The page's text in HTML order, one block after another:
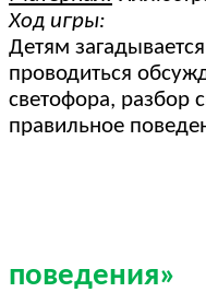
Ход игры:
Детям
проводиться
светофора, разбор
правильное
поведения»